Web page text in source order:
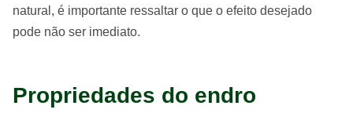
natural, é importante ressaltar o que o efeito desejado
pode não ser imediato.
Propriedades do endro